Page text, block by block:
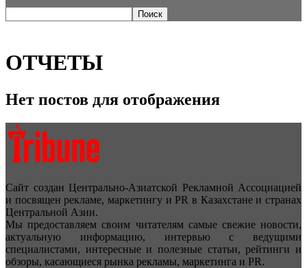
ОТЧЕТЫ
Нет постов для отображения
Сайт создан Центрально-Азиатской Рекламной Ассоциацией
и посвящен рекламе, маркетингу и PR в Казахстане и странах
Центральной Азии.
Мы предоставляем своим читателям самые свежие новости,
актуальную информацию, интервью с ведущими
специалистами, интересные и полезные статьи, рейтинги и
обзоры, касающиеся рынка рекламы, маркетинга и PR.